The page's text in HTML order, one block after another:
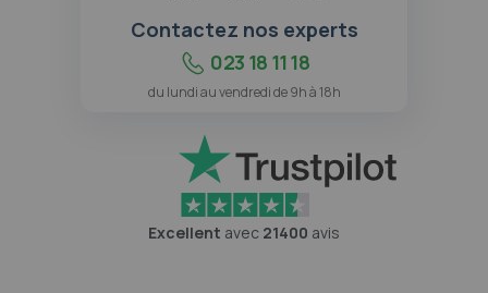
Contactez nos experts
023 18 11 18
du lundi au vendredi de 9h à 18h
Excellent avec 21400 avis